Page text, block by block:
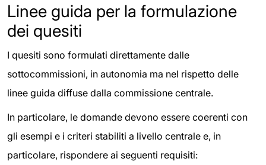
Linee guida per la formulazione
dei quesiti
I quesiti sono formulati direttamente dalle
sottocommissioni, in autonomia ma nel rispetto delle
linee guida diffuse dalla commissione centrale.
In particolare, le domande devono essere coerenti con
gli esempi e i criteri stabiliti a livello centrale e, in
particolare, rispondere ai seguenti requisiti: